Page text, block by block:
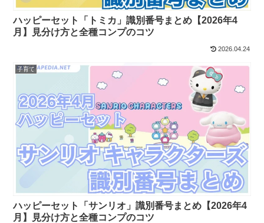
ハッピーセット「トミカ」識別番号まとめ【2026年4
月】見分け方と全種コンプのコツ
2026.04.24
子育て
ハッピーセット「サンリオ」識別番号まとめ【2026年4
月】見分け方と全種コンプのコツ